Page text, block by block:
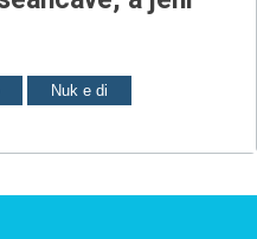
Nuk e di